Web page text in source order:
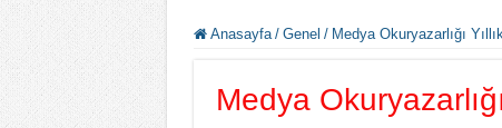
Anasayfa / Genel / Medya Okuryazarlığı
Medya